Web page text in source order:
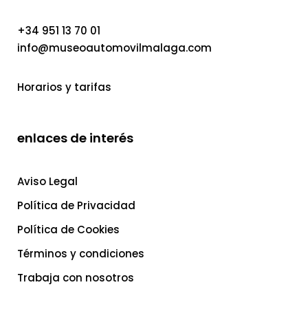
+34 951 13 70 01
info@museoautomovilmalaga.com
Horarios y tarifas
enlaces de interés
Aviso Legal
Política de Privacidad
Política de Cookies
Términos y condiciones
Trabaja con nosotros